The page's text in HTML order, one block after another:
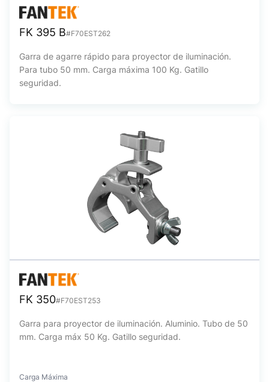
FK 395 B#F70EST262
Garra de agarre rápido para proyector de iluminación.
Para tubo 50 mm. Carga máxima 100 Kg. Gatillo
seguridad.
FK 350#F70EST253
Garra para proyector de iluminación. Aluminio. Tubo de 50
mm. Carga máx 50 Kg. Gatillo seguridad.
Carga Máxima